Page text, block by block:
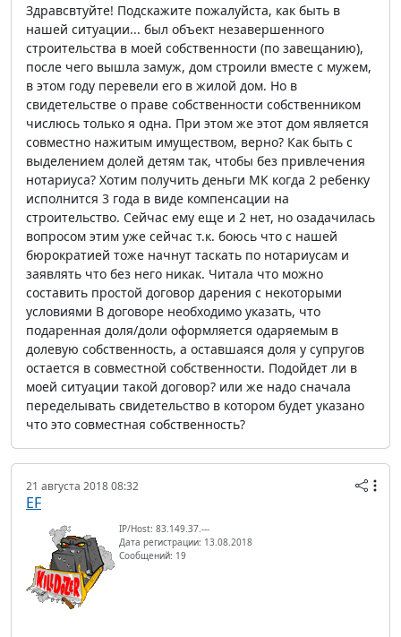
Здравсвтуйте! Подскажите пожалуйста, как быть в
нашей ситуации... был объект незавершенного
строительства в моей собственности (по завещанию),
после чего вышла замуж, дом строили вместе с мужем,
в этом году перевели его в жилой дом. Но в
свидетельстве о праве собственности собственником
числюсь только я одна. При этом же этот дом является
совместно нажитым имуществом, верно? Как быть с
выделением долей детям так, чтобы без привлечения
нотариуса? Хотим получить деньги МК когда 2 ребенку
исполнится 3 года в виде компенсации на
строительство. Сейчас ему еще и 2 нет, но озадачилась
вопросом этим уже сейчас т.к. боюсь что с нашей
бюрократией тоже начнут таскать по нотариусам и
заявлять что без него никак. Читала что можно
составить простой договор дарения с некоторыми
условиями В договоре необходимо указать, что
подаренная доля/доли оформляется одаряемым в
долевую собственность, а оставшаяся доля у супругов
остается в совместной собственности. Подойдет ли в
моей ситуации такой договор? или же надо сначала
переделывать свидетельство в котором будет указано
что это совместная собственность?
21 августа 2018 08:32
EF
IP/Host: 83.149.37.---
Дата регистрации: 13.08.2018
Сообщений: 19